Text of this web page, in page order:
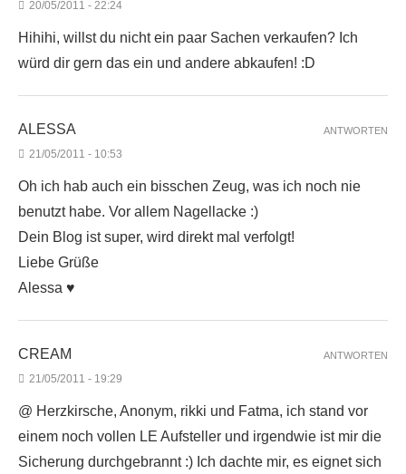
20/05/2011 - 22:24
Hihihi, willst du nicht ein paar Sachen verkaufen? Ich
würd dir gern das ein und andere abkaufen! :D
ALESSA
21/05/2011 - 10:53
Oh ich hab auch ein bisschen Zeug, was ich noch nie
benutzt habe. Vor allem Nagellacke :)
Dein Blog ist super, wird direkt mal verfolgt!
Liebe Grüße
Alessa ♥
ANTWORTEN
CREAM
21/05/2011 - 19:29
@ Herzkirsche, Anonym, rikki und Fatma, ich stand vor
einem noch vollen LE Aufsteller und irgendwie ist mir die
Sicherung durchgebrannt :) Ich dachte mir, es eignet sich
ANTWORTEN